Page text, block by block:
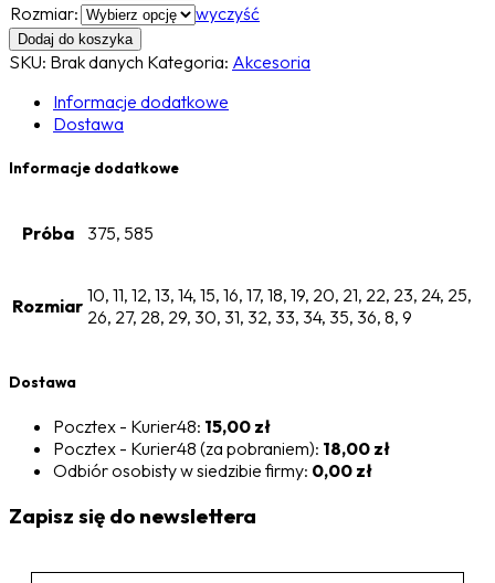
Rozmiar:
wyczyść
Dodaj do koszyka
SKU: Brak danych Kategoria: Akcesoria
Informacje dodatkowe
Dostawa
Informacje dodatkowe
Próba 375, 585
Rozmiar 10, 11, 12, 13, 14, 15, 16, 17, 18, 19, 20, 21, 22, 23, 24, 25,
26, 27, 28, 29, 30, 31, 32, 33, 34, 35, 36, 8, 9
Dostawa
Pocztex - Kurier48: 15,00 zł
Pocztex - Kurier48 (za pobraniem): 18,00 zł
Odbiór osobisty w siedzibie firmy: 0,00 zł
Zapisz się do newslettera